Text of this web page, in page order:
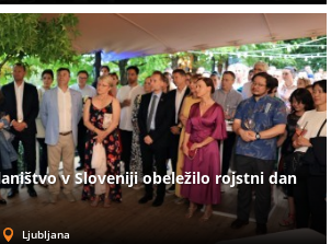
v Sloveniji obeležilo rojstni dan
Ljubljana